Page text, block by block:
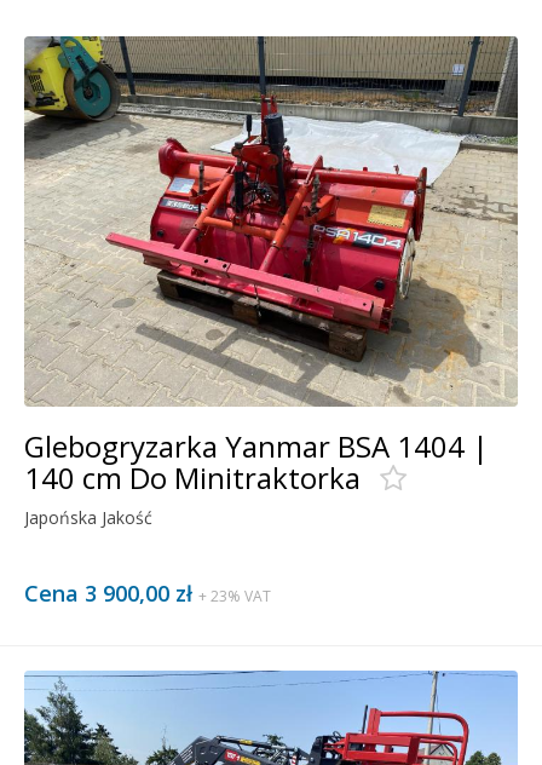
Glebogryzarka Yanmar BSA 1404 |
140 cm Do Minitraktorka
Japońska Jakość
Cena 3 900,00 zł + 23% VAT